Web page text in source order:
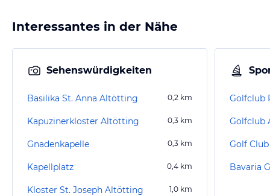
Interessantes in der Nähe
Sehenswürdigkeiten
Basilika St. Anna Altötting 0,2 km
Kapuzinerkloster Altötting 0,3 km
Gnadenkapelle 0,3 km
Kapellplatz 0,4 km
Kloster St. Joseph Altötting 1,0 km
Golfclub
Bavaria